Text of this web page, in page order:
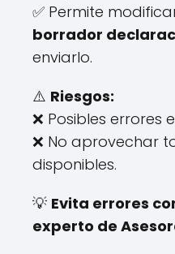
✅ Permite
borrador
enviarlo.
⚠️ Riesgos:
❌ Posibles errores
❌ No aprovechar
disponibles.
💡 Evita errores
experto de